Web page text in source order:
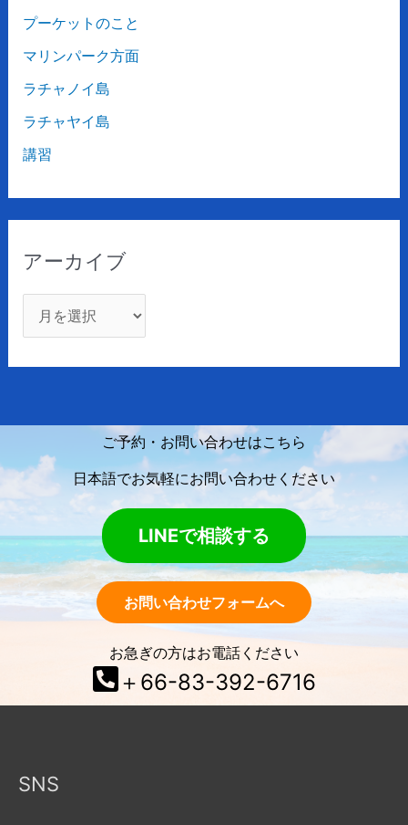
プーケットのこと
マリンパーク方面
ラチャノイ島
ラチャヤイ島
講習
アーカイブ
ご予約・お問い合わせはこちら
日本語でお気軽にお問い合わせください
LINEで相談する
お問い合わせフォームへ
お急ぎの方はお電話ください
＋66-83-392-6716
SNS